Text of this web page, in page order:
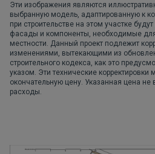
Эти изображения являются
выбранную модель, адаптированную к
при строительстве на этом участке
фасады и компоненты, необходимые
местности. Данный проект подлежит
изменениями, вытекающими из
строительного кодекса, как это
указом. Эти технические корректировки
окончательную цену. Указанная цена
расходы.